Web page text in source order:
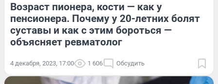
Возраст пионера, кости — как у
пенсионера. Почему у 20-летних болят
суставы и как с этим бороться —
объясняет ревматолог
4 декабря, 2023, 17:00 1 606 Обсудить